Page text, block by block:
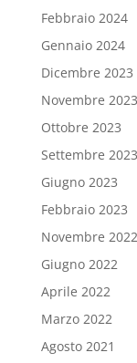
Febbraio 2024
Gennaio 2024
Dicembre 2023
Novembre 2023
Ottobre 2023
Settembre 2023
Giugno 2023
Febbraio 2023
Novembre 2022
Giugno 2022
Aprile 2022
Marzo 2022
Agosto 2021